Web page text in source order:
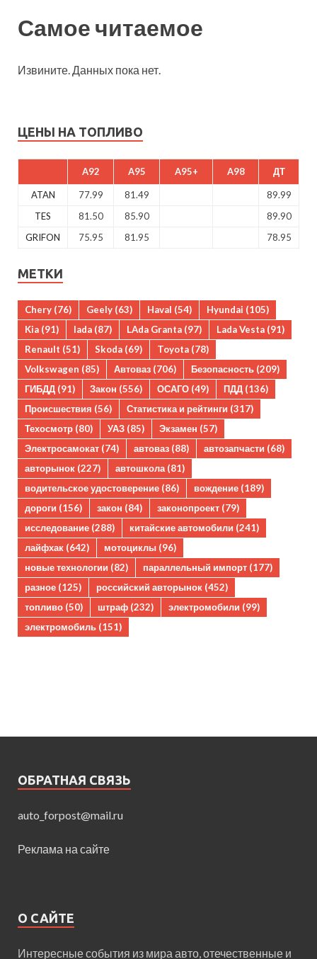
Самое читаемое
Извините. Данных пока нет.
ЦЕНЫ НА ТОПЛИВО
A92 A95 A95+ A98 ДТ
ATAN 77.99 81.49
89.99
TES
81.50 85.90
89.90
GRIFON
75.95 81.95 78.95
МЕТКИ
Chery (76) Geely (63) Haval (54) Hyundai (105)
Kia (91) lada (87) LAda Granta (97) Lada Vesta (91)
Renault (51) Skoda (69) Toyota (78)
Volkswagen (85) Автоваз (706) Безопасность (209)
ГИБДД (91) Закон (556) ОСАГО (49) ПДД (136)
Происшествия (56) Статистика и рейтинги (317)
Техосмотр (80) УАЗ (85) Экзамен (57)
Электросамокат (74) автоваз (88) автозапчасти (68)
авторынок (227) автошкола(81)
водительское удостоверение (86) вождение (189)
дороги (156) закон (84) законопроект (79)
исследование (288) китайские автомобили (241)
лайфхак (642) мотоциклы (96)
новые технологии (82) параллельный импорт (177)
разное (125) российский авторынок (452)
топливо (50) штраф (232) электромобили (99)
электромобиль (151)
ОБРАТНАЯ СВЯЗЬ
auto_forpost@mail.ru
Реклама на сайте
О САЙТЕ
Интересные события из мира авто, отечественные и